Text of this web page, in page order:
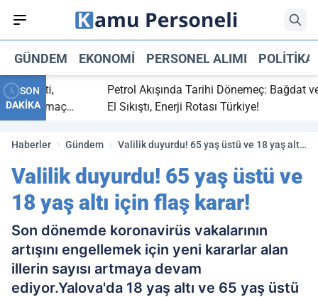
GÜNDEM EKONOMI PERSONEL ALIMI POLITIKA
SON
DAKİKA
bitti,
maç
Petrol Akışında Tarihi Dönemeç: Bağdat ve
El Sıkıştı, Enerji Rotası Türkiye!
Haberler Gündem
Valilik duyurdu! 65 yaş üstü ve 18 yaş altı
Valilik duyurdu! 65 yaş üstü ve
18 yaş altı için flaş karar!
Son dönemde koronavirüs vakalarının
artışını engellemek için yeni kararlar alan
illerin sayısı artmaya devam
ediyor.Yalova'da 18 yaş altı ve 65 yaş üstü